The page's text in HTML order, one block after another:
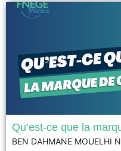
La marque de consommateur est
Qu’est-ce que la
BEN DAHMANE MOUELHI